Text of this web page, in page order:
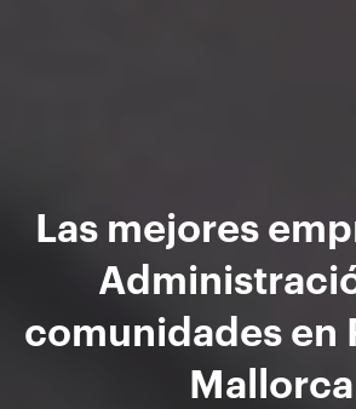
Las mejores
comunidades en
Mallorca